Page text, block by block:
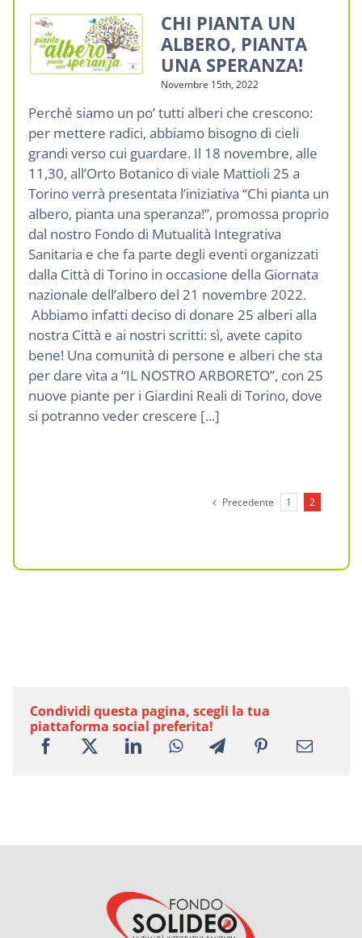
CHI PIANTA UN
ALBERO, PIANTA
UNA SPERANZA!
Novembre 15th, 2022
Perché siamo un po’ tutti alberi che crescono:
per mettere radici, abbiamo bisogno di cieli
grandi verso cui guardare. Il 18 novembre, alle
11,30, all’Orto Botanico di viale Mattioli 25 a
Torino verrà presentata l’iniziativa “Chi pianta un
albero, pianta una speranza!”, promossa proprio
dal nostro Fondo di Mutualità Integrativa
Sanitaria e che fa parte degli eventi organizzati
dalla Città di Torino in occasione della Giornata
nazionale dell’albero del 21 novembre 2022.
Abbiamo infatti deciso di donare 25 alberi alla
nostra Città e ai nostri scritti: sì, avete capito
bene! Una comunità di persone e alberi che sta
per dare vita a “IL NOSTRO ARBORETO”, con 25
nuove piante per i Giardini Reali di Torino, dove
si potranno veder crescere [...]
Precedente 1 2
Condividi questa pagina, scegli la tua
piattaforma social preferita!